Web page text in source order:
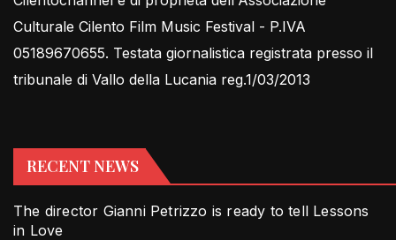
Culturale Cilento Film Music Festival - P.IVA
05189670655. Testata giornalistica registrata presso il
tribunale di Vallo della Lucania reg.1/03/2013
RECENT NEWS
The director Gianni Petrizzo is ready to tell Lessons
in Love